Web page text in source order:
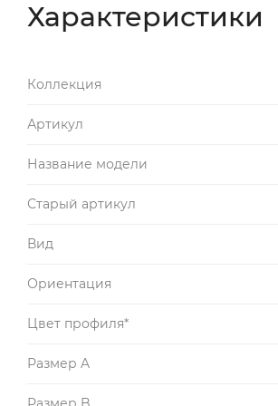
Характеристики
Коллекция
Артикул
Название модели
Старый артикул
Вид
Ориентация
Цвет профиля*
Размер A